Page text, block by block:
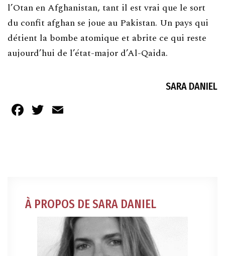
l’Otan en Afghanistan, tant il est vrai que le sort
du confit afghan se joue au Pakistan. Un pays qui
détient la bombe atomique et abrite ce qui reste
aujourd’hui de l’état-major d’Al-Qaida.
SARA DANIEL
Facebook
Twitter
À PROPOS DE SARA DANIEL